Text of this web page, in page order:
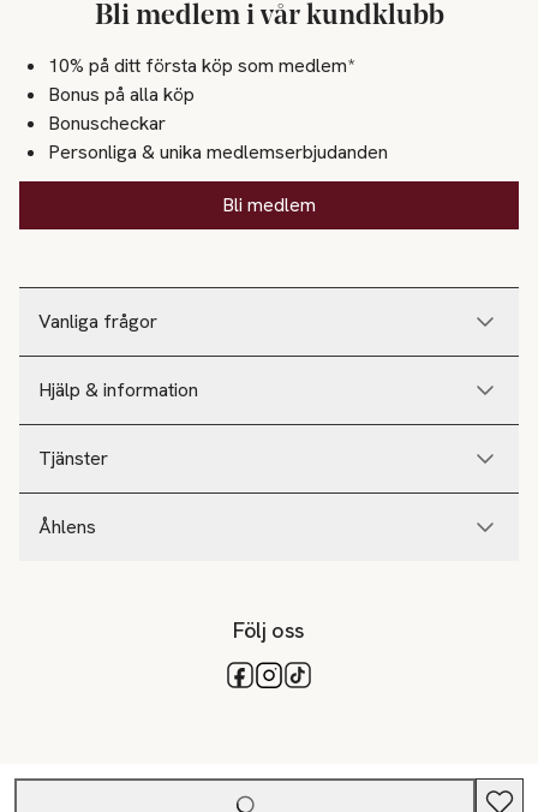
Vanliga frågor
Hjälp & information
Tjänster
Åhlens
Bli medlem i vår kundklubb
10% på ditt första köp som medlem*
Bonus på alla köp
Bonuscheckar
Personliga & unika medlemserbjudanden
Bli medlem
Följ oss